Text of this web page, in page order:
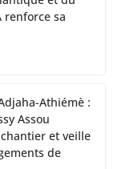
renforce sa
Athiémè :
Assou
et veille
de